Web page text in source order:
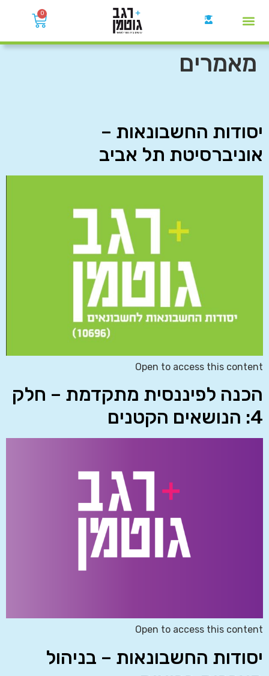
0
מאמרים
יסודות החשבונאות –
אוניברסיטת תל אביב
Open to access this content
הכנה לפיננסית מתקדמת – חלק
4: הנושאים הקטנים
Open to access this content
יסודות החשבונאות – בניהול